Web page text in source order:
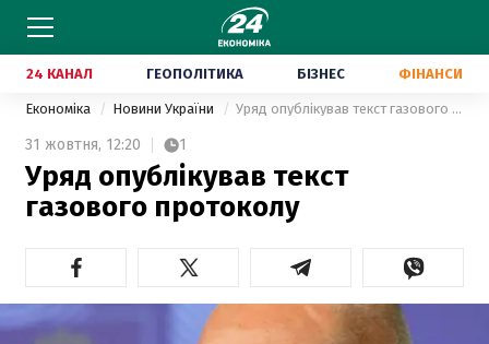
24 КАНАЛ ГЕОПОЛІТИКА БІЗНЕС ФІНАНСИ
Економіка Новини України Уряд опублікував текст газового протоколу
31 жовтня, 12:20 1
Уряд опублікував текст
газового протоколу